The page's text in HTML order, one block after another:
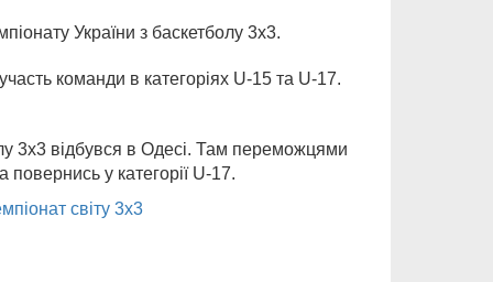
України з баскетболу 3х3.
команди в категоріях U-15 та U-17.
3х3 відбувся в Одесі. Там переможцями
у категорії U-17.
світу 3х3